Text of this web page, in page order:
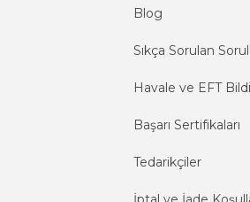
Blog
Sıkça Sorulan
Havale ve EFT
Başarı Sertifikaları
Tedarikçiler